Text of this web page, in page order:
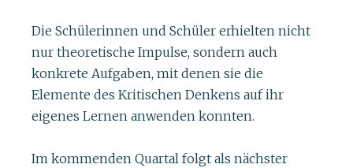
Die Schülerinnen und Schüler erhielten nicht
nur theoretische Impulse, sondern auch
konkrete Aufgaben, mit denen sie die
Elemente des Kritischen Denkens auf ihr
eigenes Lernen anwenden konnten.
Im kommenden Quartal folgt als nächster